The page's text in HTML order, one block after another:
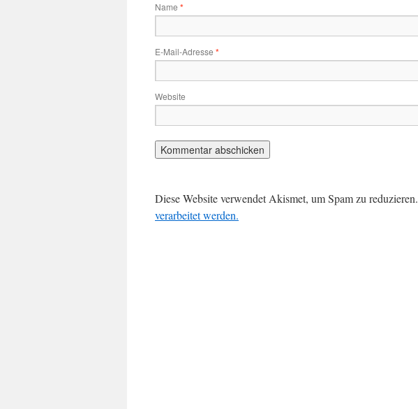
Name *
E-Mail-Adresse *
Website
Diese Website verwendet Akismet, um Spam zu reduzieren.
verarbeitet werden.